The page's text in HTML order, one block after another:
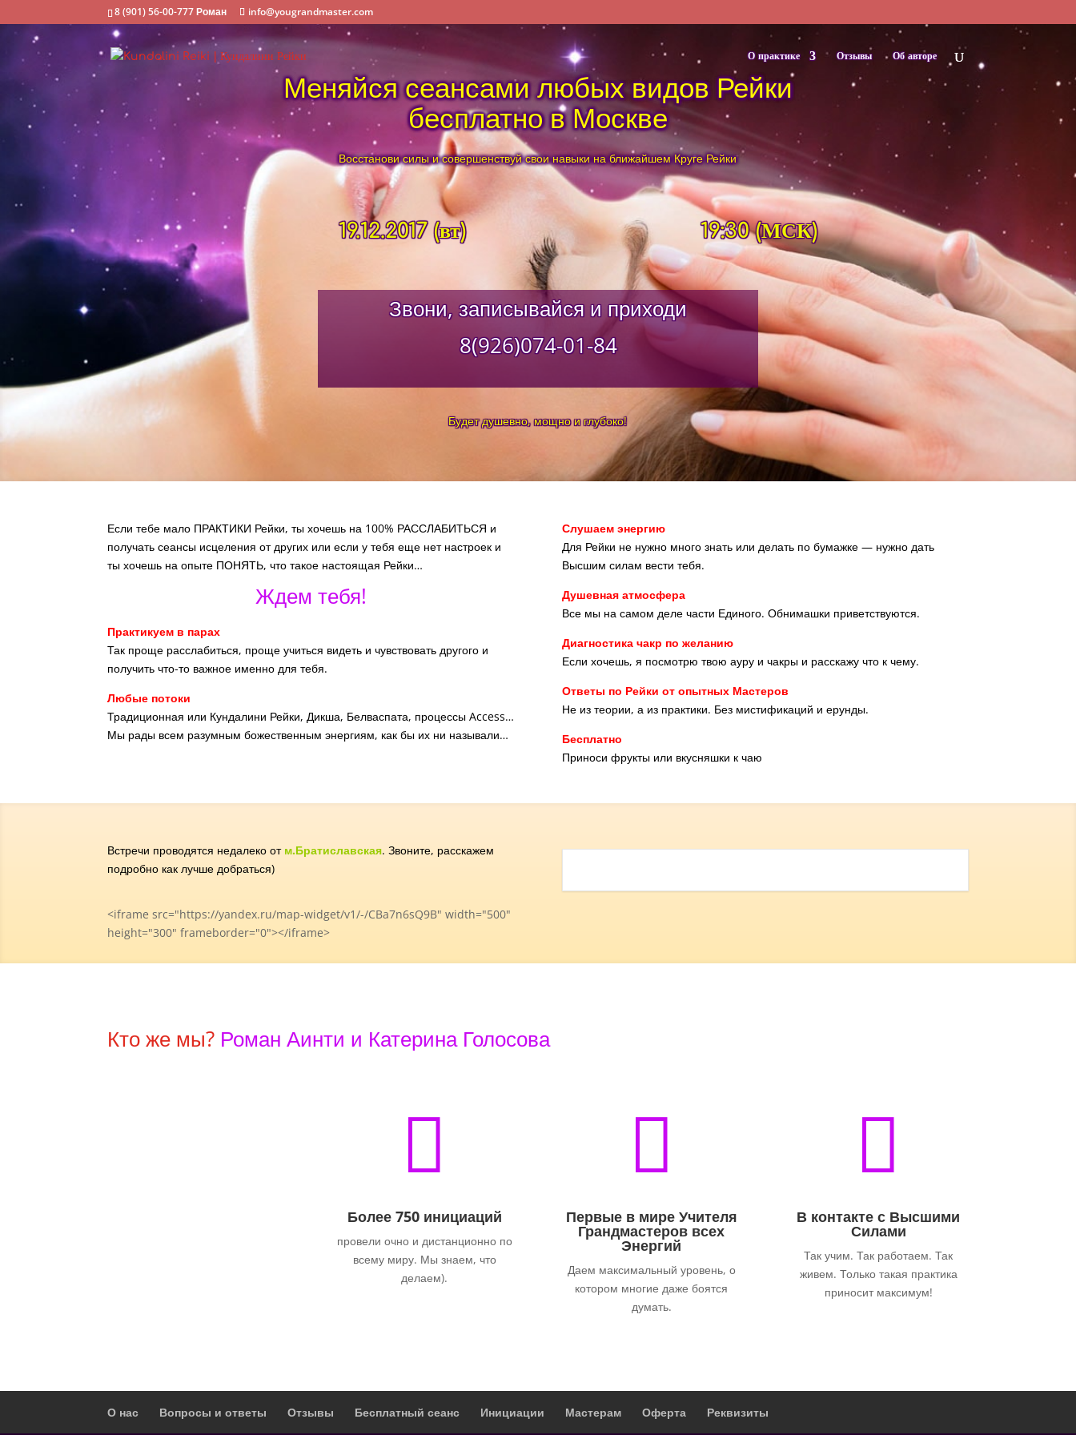
8 (901) 56-00-777 Роман info@yougrandmaster.com
О практике Отзывы Об авторе
Меняйся сеансами любых видов Рейки
бесплатно в Москве
Восстанови силы и совершенствуй свои навыки на ближайшем Круге Рейки
19.12.2017 (вт) 19:30 (МСК)
Звони, записывайся и приходи
8(926)074-01-84
Будет душевно, мощно и глубоко!
Если тебе мало ПРАКТИКИ Рейки, ты хочешь на 100% РАССЛАБИТЬСЯ и
получать сеансы исцеления от других или если у тебя еще нет настроек и
ты хочешь на опыте ПОНЯТЬ, что такое настоящая Рейки…
Ждем тебя!
Практикуем в парах
Так проще расслабиться, проще учиться видеть и чувствовать другого и
получить что-то важное именно для тебя.
Любые потоки
Традиционная или Кундалини Рейки, Дикша, Белваспата, процессы Access…
Мы рады всем разумным божественным энергиям, как бы их ни называли…
Слушаем энергию
Для Рейки не нужно много знать или делать по бумажке — нужно дать
Высшим силам вести тебя.
Душевная атмосфера
Все мы на самом деле части Единого. Обнимашки приветствуются.
Диагностика чакр по желанию
Если хочешь, я посмотрю твою ауру и чакры и расскажу что к чему.
Ответы по Рейки от опытных Мастеров
Не из теории, а из практики. Без мистификаций и ерунды.
Бесплатно
Приноси фрукты или вкусняшки к чаю
Встречи проводятся недалеко от м.Братиславская. Звоните, расскажем
подробно как лучше добраться)
<iframe src="https://yandex.ru/map-widget/v1/-/CBa7n6sQ9B" width="500"
height="300" frameborder="0"></iframe>
Кто же мы? Роман Аинти и Катерина Голосова

Более 750 инициаций
провели очно и дистанционно по
всему миру. Мы знаем, что
делаем).

Первые в мире Учителя
Грандмастеров всех
Энергий
Даем максимальный уровень, о
котором многие даже боятся
думать.

В контакте с Высшими
Силами
Так учим. Так работаем. Так
живем. Только такая практика
приносит максимум!
О нас Вопросы и ответы Отзывы Бесплатный сеанс Инициации Мастерам Оферта Реквизиты